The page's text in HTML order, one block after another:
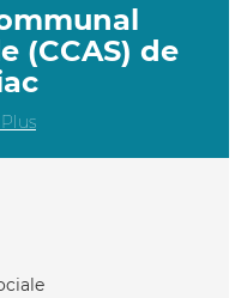
(CCAS) de